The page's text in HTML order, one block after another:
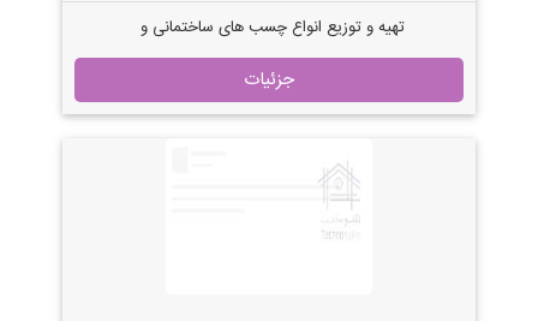
تهیه و توزیع انواع چسب های ساختمانی و
صنعتی
جزئیات